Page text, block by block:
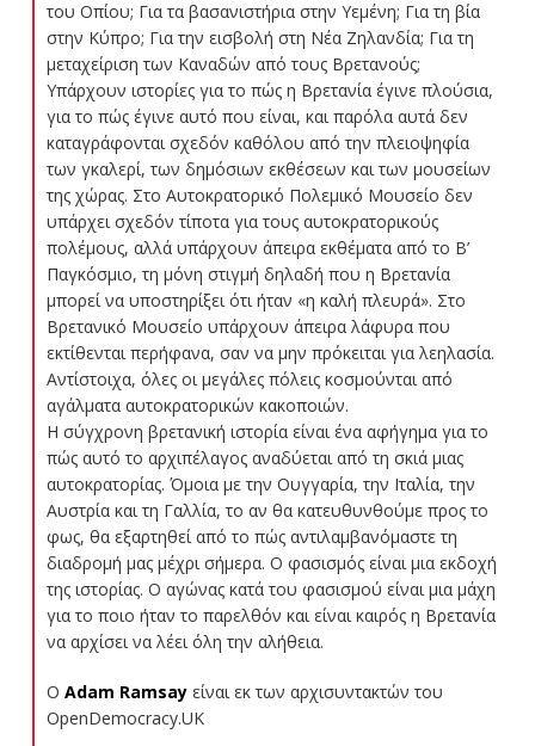
του Οπίου; Για τα βασανιστήρια στην Υεμένη; Για τη βία
στην Κύπρο; Για την εισβολή στη Νέα Ζηλανδία; Για τη
μεταχείριση των Καναδών από τους Βρετανούς;
Υπάρχουν ιστορίες για το πώς η Βρετανία έγινε πλούσια,
για το πώς έγινε αυτό που είναι, και παρόλα αυτά δεν
καταγράφονται σχεδόν καθόλου από την πλειοψηφία
των γκαλερί, των δημόσιων εκθέσεων και των μουσείων
της χώρας. Στο Αυτοκρατορικό Πολεμικό Μουσείο δεν
υπάρχει σχεδόν τίποτα για τους αυτοκρατορικούς
πολέμους, αλλά υπάρχουν άπειρα εκθέματα από το Β’
Παγκόσμιο, τη μόνη στιγμή δηλαδή που η Βρετανία
μπορεί να υποστηρίξει ότι ήταν «η καλή πλευρά». Στο
Βρετανικό Μουσείο υπάρχουν άπειρα λάφυρα που
εκτίθενται περήφανα, σαν να μην πρόκειται για λεηλασία.
Αντίστοιχα, όλες οι μεγάλες πόλεις κοσμούνται από
αγάλματα αυτοκρατορικών κακοποιών.
Η σύγχρονη βρετανική ιστορία είναι ένα αφήγημα για το
πώς αυτό το αρχιπέλαγος αναδύεται από τη σκιά μιας
αυτοκρατορίας. Όμοια με την Ουγγαρία, την Ιταλία, την
Αυστρία και τη Γαλλία, το αν θα κατευθυνθούμε προς το
φως, θα εξαρτηθεί από το πώς αντιλαμβανόμαστε τη
διαδρομή μας μέχρι σήμερα. Ο φασισμός είναι μια εκδοχή
της ιστορίας. Ο αγώνας κατά του φασισμού είναι μια μάχη
για το ποιο ήταν το παρελθόν και είναι καιρός η Βρετανία
να αρχίσει να λέει όλη την αλήθεια.
Ο Adam Ramsayείναι εκ των αρχισυντακτών του
OpenDemocracy.UK